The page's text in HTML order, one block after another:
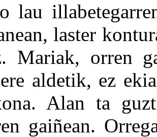
lau
laster
Mariak, orren
aldetik, ez
Alan ta
gaiñean.